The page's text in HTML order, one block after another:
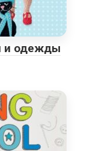
и одежды